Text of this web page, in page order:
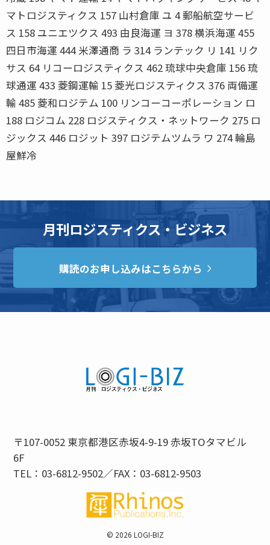
マトロジスティクス 157 山村倉庫 ユ 4 郵船航空サービ
ス 158 ユニエツクス 493 由良海運 ヨ 378 横浜海運 455
四日市海運 444 米澤通商 ラ 314 ランテック リ 141 リク
サス 64 リコーロジスティクス 462 琉球中央倉庫 156 琉
球通運 433 菱鋼運輸 15 菱光ロジスティクス 376 両備運
輸 485 菱和ロジテム 100 リンコーコーポレーション ロ
188 ロジコム 228 ロジスティクス・ネットワーク 275 ロ
ジックス 446 ロジット 397 ロジテムツムラ ワ 274 輪島
屋鮮冷
月刊ロジスティクス・ビジネス
購読のお申し込みはこちらから
〒107-0052 東京都港区赤坂4-9-19 赤坂TOタマビル
6F
TEL：03-6812-9502／FAX：03-6812-9503
© 2026 LOGI-BIZ